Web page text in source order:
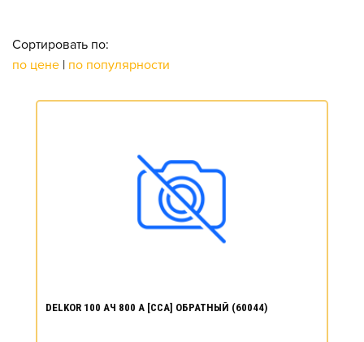
Сортировать по:
по цене | по популярности
DELKOR 100 АЧ 800 А [CCA] ОБРАТНЫЙ (60044)